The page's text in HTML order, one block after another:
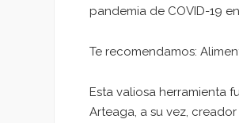
pandemia de COVID-19
Te recomendamos:
Esta valiosa herramienta
Arteaga, a su vez,